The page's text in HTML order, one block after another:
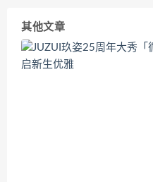
其他文章